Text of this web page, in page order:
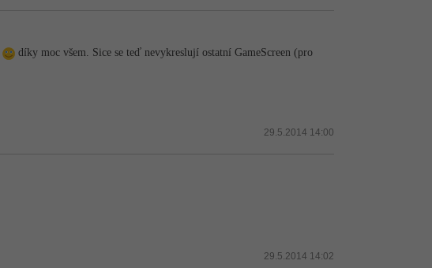
díky moc všem. Sice se teď nevykreslují ostatní GameScreen (pro
29.5.2014 14:00
29.5.2014 14:02